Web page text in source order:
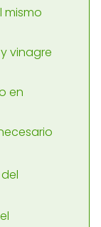
mismo
vinagre
en